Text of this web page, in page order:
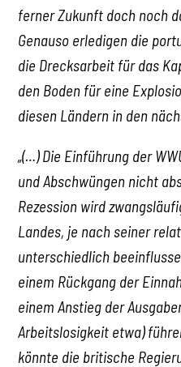
ferner Zukunft doch noch
Genauso erledigen die
die Drecksarbeit für das
den Boden für eine
diesen Ländern in den
„(…) Die Einführung der
und Abschwüngen nicht
Rezession wird
Landes, je nach seiner
unterschiedlich
einem Rückgang der
einem Anstieg der
Arbeitslosigkeit etwa)
könnte die britische